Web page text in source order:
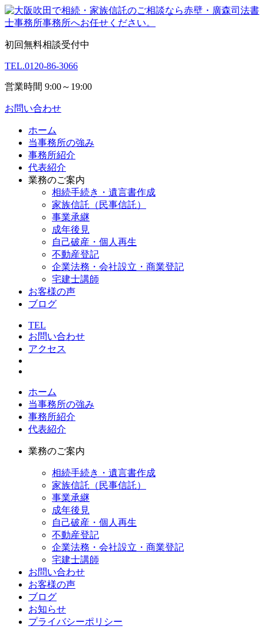
初回無料相談受付中
TEL.0120-86-3066
営業時間 9:00～19:00
お問い合わせ
ホーム
当事務所の強み
事務所紹介
代表紹介
業務のご案内
相続手続き・遺言書作成
家族信託（民事信託）
事業承継
成年後見
自己破産・個人再生
不動産登記
企業法務・会社設立・商業登記
宅建士講師
お客様の声
ブログ
TEL
お問い合わせ
アクセス
ホーム
当事務所の強み
事務所紹介
代表紹介
業務のご案内
相続手続き・遺言書作成
家族信託（民事信託）
事業承継
成年後見
自己破産・個人再生
不動産登記
企業法務・会社設立・商業登記
宅建士講師
お問い合わせ
お客様の声
ブログ
お知らせ
プライバシーポリシー